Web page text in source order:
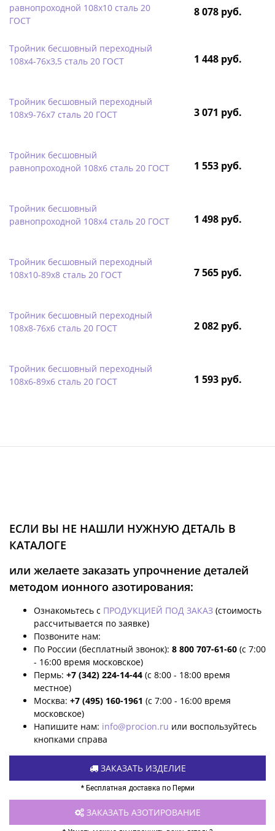
равнопроходной 108х10 сталь 20
ГОСТ
8 078 руб.
Тройник бесшовный переходный
108х4-76х3,5 сталь 20 ГОСТ
1 448 руб.
Тройник бесшовный переходный
108х9-76х7 сталь 20 ГОСТ
3 071 руб.
Тройник бесшовный
равнопроходной 108х6 сталь 20 ГОСТ
1 553 руб.
Тройник бесшовный
равнопроходной 108х4 сталь 20 ГОСТ
1 498 руб.
Тройник бесшовный переходный
108х10-89х8 сталь 20 ГОСТ
7 565 руб.
Тройник бесшовный переходный
108х8-76х6 сталь 20 ГОСТ
2 082 руб.
Тройник бесшовный переходный
108х6-89х6 сталь 20 ГОСТ
1 593 руб.
ЕСЛИ ВЫ НЕ НАШЛИ НУЖНУЮ ДЕТАЛЬ В
КАТАЛОГЕ
или желаете заказать упрочнение деталей
методом ионного азотирования:
Ознакомьтесь с ПРОДУКЦИЕЙ ПОД ЗАКАЗ (стоимость
рассчитывается по заявке)
Позвоните нам:
По России (бесплатный звонок): 8 800 707-61-60 (с 7:00
- 16:00 время московское)
Пермь: +7 (342) 224-14-44 (с 8:00 - 18:00 время
местное)
Москва: +7 (495) 160-1961 (с 7:00 - 16:00 время
московское)
Напишите нам: info@procion.ru или воспользуйтесь
кнопками справа
ЗАКАЗАТЬ ИЗДЕЛИЕ
* Бесплатная доставка по Перми
ЗАКАЗАТЬ АЗОТИРОВАНИЕ